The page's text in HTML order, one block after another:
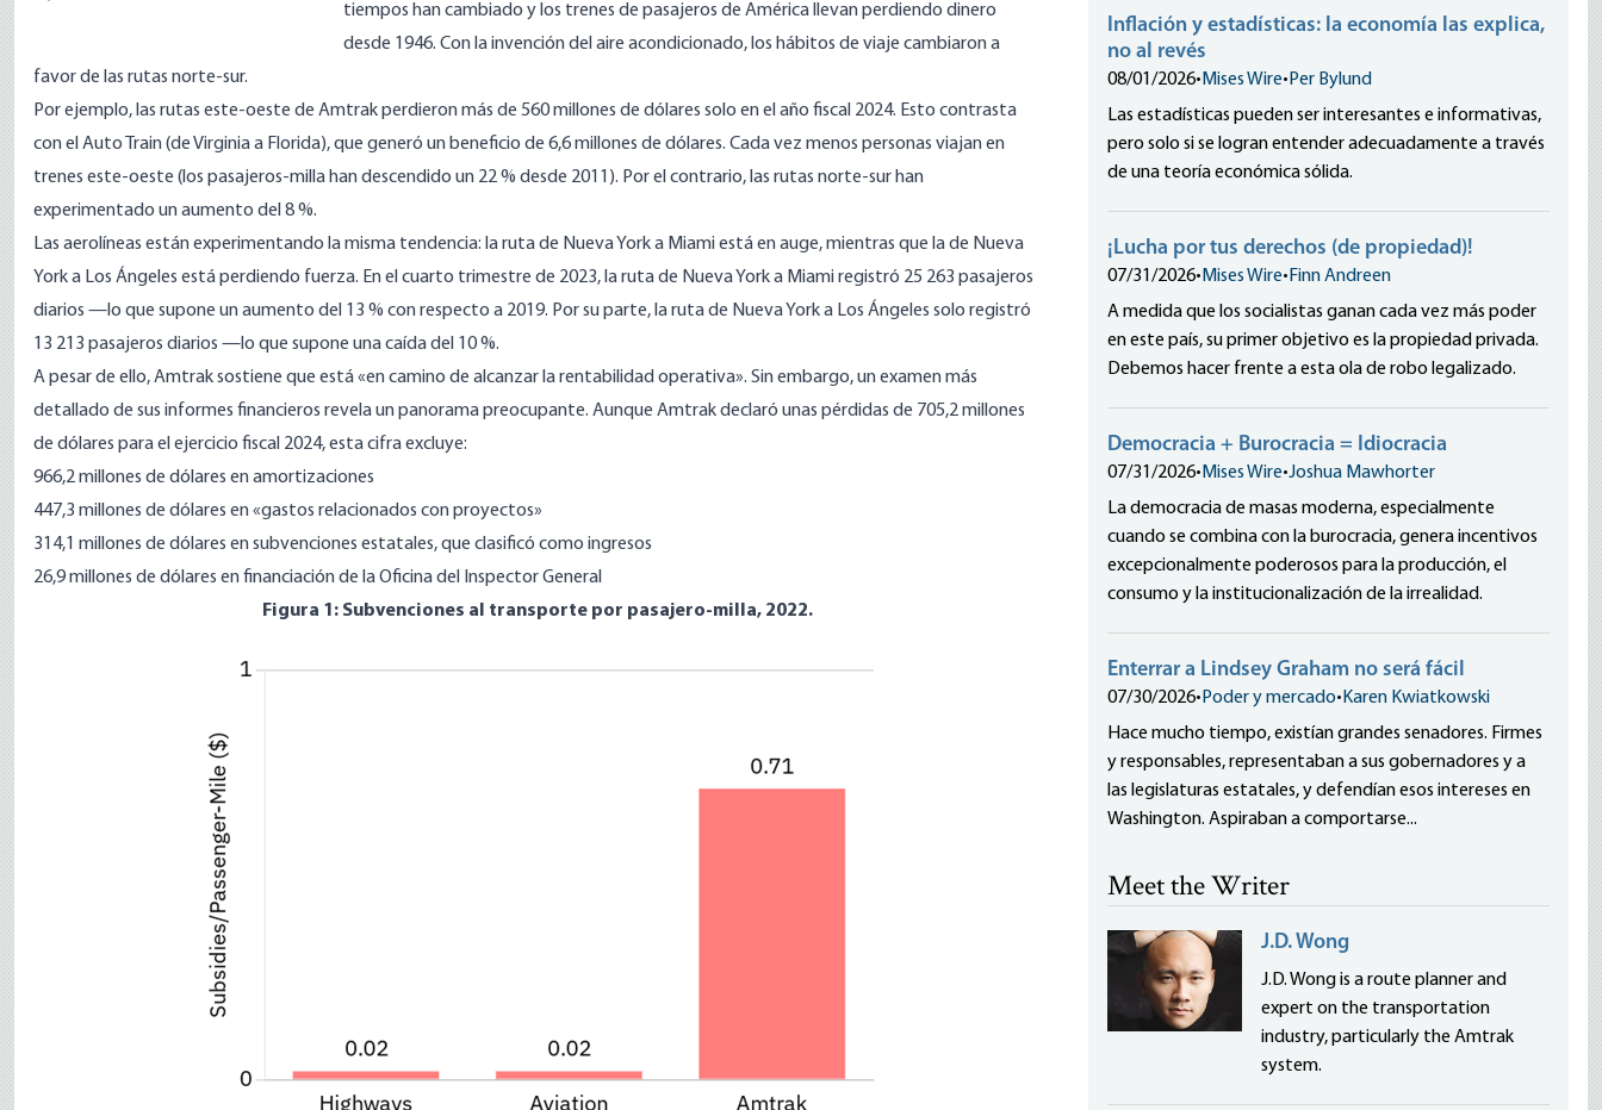
tiempos han cambiado y los trenes de pasajeros de América llevan perdiendo dinero
desde 1946. Con la invención del aire acondicionado, los hábitos de viaje cambiaron a
favor de las rutas norte-sur.
Por ejemplo, las rutas este-oeste de Amtrak perdieron más de 560 millones de dólares solo en el año fiscal 2024. Esto contrasta
con el Auto Train (de Virginia a Florida), que generó un beneficio de 6,6 millones de dólares. Cada vez menos personas viajan en
trenes este-oeste (los pasajeros-milla han descendido un 22 % desde 2011). Por el contrario, las rutas norte-sur han
experimentado un aumento del 8 %.
Las aerolíneas están experimentando la misma tendencia: la ruta de Nueva York a Miami está en auge, mientras que la de Nueva
York a Los Ángeles está perdiendo fuerza. En el cuarto trimestre de 2023, la ruta de Nueva York a Miami registró 25 263 pasajeros
diarios —lo que supone un aumento del 13 % con respecto a 2019. Por su parte, la ruta de Nueva York a Los Ángeles solo registró
13 213 pasajeros diarios —lo que supone una caída del 10 %.
A pesar de ello, Amtrak sostiene que está «en camino de alcanzar la rentabilidad operativa». Sin embargo, un examen más
detallado de sus informes financieros revela un panorama preocupante. Aunque Amtrak declaró unas pérdidas de 705,2 millones
de dólares para el ejercicio fiscal 2024, esta cifra excluye:
966,2 millones de dólares en amortizaciones
447,3 millones de dólares en «gastos relacionados con proyectos»
314,1 millones de dólares en subvenciones estatales, que clasificó como ingresos
26,9 millones de dólares en financiación de la Oficina del Inspector General
Figura 1: Subvenciones al transporte por pasajero-milla, 2022.
Inflación y estadísticas: la economía las explica,
no al revés
08/01/2026• Mises Wire• Per Bylund
Las estadísticas pueden ser interesantes e informativas,
pero solo si se logran entender adecuadamente a través
de una teoría económica sólida.
¡Lucha por tus derechos (de propiedad)!
07/31/2026• Mises Wire• Finn Andreen
A medida que los socialistas ganan cada vez más poder
en este país, su primer objetivo es la propiedad privada.
Debemos hacer frente a esta ola de robo legalizado.
Democracia + Burocracia = Idiocracia
07/31/2026• Mises Wire•Joshua Mawhorter
La democracia de masas moderna, especialmente
cuando se combina con la burocracia, genera incentivos
excepcionalmente poderosos para la producción, el
consumo y la institucionalización de la irrealidad.
Enterrar a Lindsey Graham no será fácil
07/30/2026• Poder y mercado• Karen Kwiatkowski
Hace mucho tiempo, existían grandes senadores. Firmes
y responsables, representaban a sus gobernadores y a
las legislaturas estatales, y defendían esos intereses en
Washington. Aspiraban a comportarse...
Meet the Writer
J.D. Wong
J.D. Wong is a route planner and
expert on the transportation
industry, particularly the Amtrak
system.